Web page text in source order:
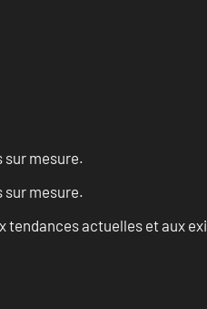
sur mesure.
sur mesure.
actuelles et aux